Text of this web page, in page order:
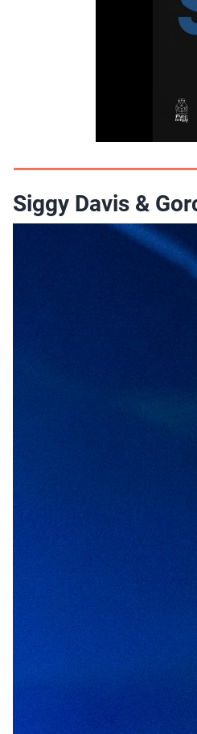
Siggy Davis &